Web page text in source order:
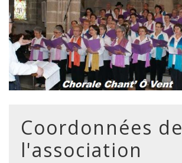
Coordonnées de
l'association